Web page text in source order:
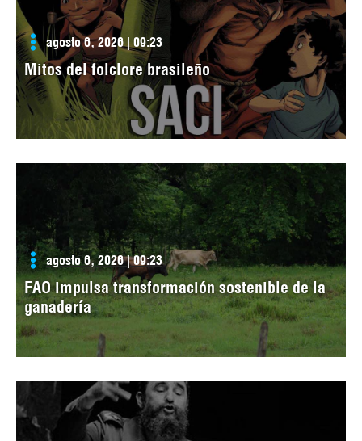
agosto 6, 2026 | 09:23
Mitos del folclore brasileño
agosto 6, 2026 | 09:23
FAO impulsa transformación sostenible de la
ganadería